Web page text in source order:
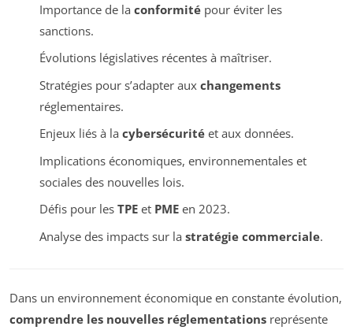
Importance de la conformitépour éviter les
sanctions.
Évolutions législatives récentes à maîtriser.
Stratégies pour s’adapter aux changements
réglementaires.
Enjeux liés à la cybersécuritéet aux données.
Implications économiques, environnementales et
sociales des nouvelles lois.
Défis pour les TPEet PMEen 2023.
Analyse des impacts sur la stratégie commerciale.
Dans un environnement économique en constante évolution,
comprendre les nouvelles réglementations représente